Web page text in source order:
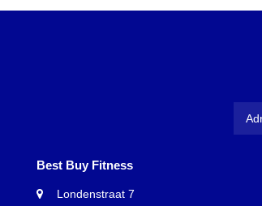
Best Buy Fitness
Londenstraat 7